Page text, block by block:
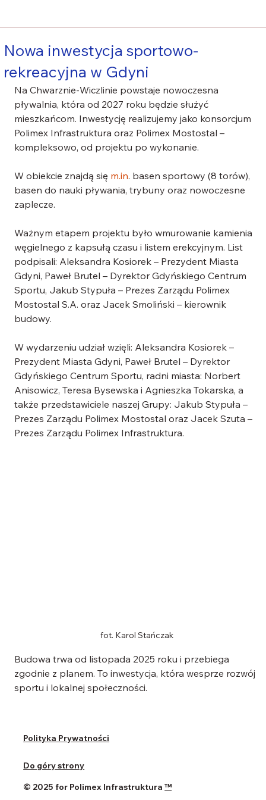
Nowa inwestycja sportowo-
rekreacyjna w Gdyni
Na Chwarznie-Wiczlinie powstaje nowoczesna
pływalnia, która od 2027 roku będzie służyć
mieszkańcom. Inwestycję realizujemy jako konsorcjum
Polimex Infrastruktura oraz Polimex Mostostal –
kompleksowo, od projektu po wykonanie.
W obiekcie znajdą się m.in. basen sportowy (8 torów),
basen do nauki pływania, trybuny oraz nowoczesne
zaplecze.
Ważnym etapem projektu było wmurowanie kamienia
węgielnego z kapsułą czasu i listem erekcyjnym. List
podpisali: Aleksandra Kosiorek – Prezydent Miasta
Gdyni, Paweł Brutel – Dyrektor Gdyńskiego Centrum
Sportu, Jakub Stypuła – Prezes Zarządu Polimex
Mostostal S.A. oraz Jacek Smoliński – kierownik
budowy.
W wydarzeniu udział wzięli: Aleksandra Kosiorek –
Prezydent Miasta Gdyni, Paweł Brutel – Dyrektor
Gdyńskiego Centrum Sportu, radni miasta: Norbert
Anisowicz, Teresa Bysewska i Agnieszka Tokarska, a
także przedstawiciele naszej Grupy: Jakub Stypuła –
Prezes Zarządu Polimex Mostostal oraz Jacek Szuta –
Prezes Zarządu Polimex Infrastruktura.
fot. Karol Stańczak
Budowa trwa od listopada 2025 roku i przebiega
zgodnie z planem. To inwestycja, która wesprze rozwój
sportu i lokalnej społeczności.
Polityka Prywatności
Do góry strony
© 2025 for Polimex Infrastruktura™